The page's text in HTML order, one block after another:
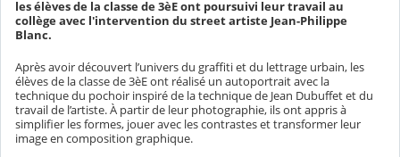
les élèves de la classe de 3èE ont poursuivi leur travail au
collège avec l'intervention du street artiste Jean-Philippe
Blanc.
Après avoir découvert l’univers du graffiti et du lettrage urbain, les
élèves de la classe de 3èE ont réalisé un autoportrait avec la
technique du pochoir inspiré de la technique de Jean Dubuffet et du
travail de l’artiste. À partir de leur photographie, ils ont appris à
simplifier les formes, jouer avec les contrastes et transformer leur
image en composition graphique.